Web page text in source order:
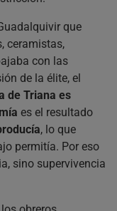
de Triana?
Triana?
que
ceramistas,
con las
de la élite, el
de Triana es
es el resultado
, lo que
permitía. Por eso
sino supervivencia